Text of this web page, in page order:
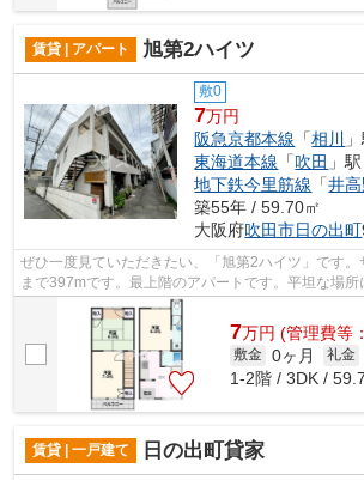
賃貸 | アパート 旭第2ハイツ
敷0
7万円
阪急京都本線 「相川
東海道本線 「吹田 」
地下鉄今里筋線 「井
築55年 / 59.70㎡
大阪府吹田市日の出町
ぜひ一度見ていただきたい、「旭第2ハイツ」です
まで397mです。最上階のアパートです。平坦な場
日の移動も快適です。より多くの不動産...
7万円 (管理費等
敷金 0ヶ月 礼金
1-2階 / 3DK /
賃貸 | 一戸建て 日の出町貸家